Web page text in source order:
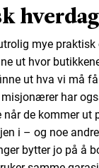
hverdag
mye praktisk
ut hvor
ut hva vi må
misjonærer har
når de kommer ut
i – og noe
bytter jo på å